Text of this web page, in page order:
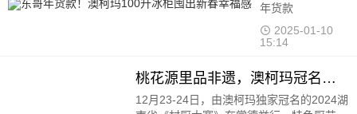
年货款
2025-01-10
15:14
桃花源里品非遗，澳柯玛冠名《村厨大赛》寻味常德
12月23-24日，由澳柯玛独家冠名的2024湖